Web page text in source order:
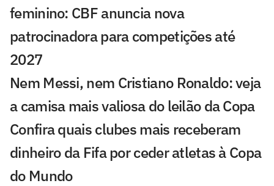
feminino: CBF anuncia nova
patrocinadora para competições até
2027
Nem Messi, nem Cristiano Ronaldo: veja
a camisa mais valiosa do leilão da Copa
Confira quais clubes mais receberam
dinheiro da Fifa por ceder atletas à Copa
do Mundo